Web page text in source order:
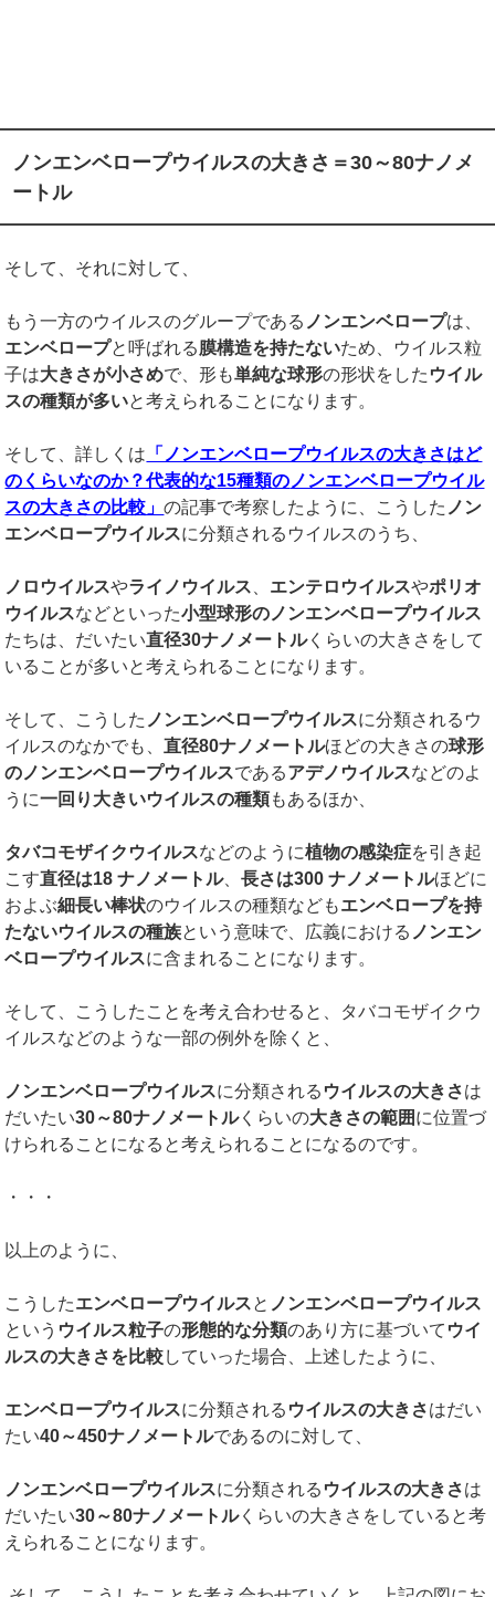
ノンエンベロープウイルスの大きさ＝30～80ナノメ
ートル
そして、それに対して、
もう一方のウイルスのグループである ノンエンベロープは、
エンベロープと呼ばれる膜構造を持たないため、ウイルス粒
子は大きさが小さめで、形も単純な球形の形状をした ウイル
スの種類が多いと考えられることになります。
そして、詳しくは 「ノンエンベロープウイルスの大きさはど
のくらいなのか？代表的な15種類の ノンエンベロープウイル
スの大きさの比較」の記事で考察したように、こうした ノン
エンベロープウイルスに分類されるウイルスのうち、
ノロウイルスやライノウイルス エンテロウイルスやポリオ
ウイルスなどといった小型球形のノンエンベロープウイルス
たちは、だいたい直径30ナノメートルくらいの大きさをして
いることが多いと考えられることになります。
そして、こうした ノンエンベロープウイルスに分類されるウ
イルスのなかでも、直径80ナノメートルほどの大きさの球形
のノンエンベロープウイルスであるアデノウイルスなどのよ
うに一回り大きいウイルスの種類もあるほか、
タバコモザイクウイルスなどのように植物の感染症を引き起
こす直径は18ナノメートル、長さは300ナノメートルほどに
およぶ細長い棒状のウイルスの種類などもエンベロープを持
たないウイルスの種族という意味で、広義における ノンエン
ベロープウイルスに含まれることになります。
そして、こうしたことを考え合わせると、タバコモザイクウ
イルスなどのような一部の例外を除くと、
ノンエンベロープウイルスに分類される ウイルスの大きさは
だいたい30～80ナノメートルくらいの大きさの範囲に位置づ
けられることになると考えられることになるのです。
・・・
以上のように、
こうしたエンベロープウイルスと ノンエンベロープウイルス
という ウイルス粒子の形態的な分類のあり方に基づいて ウイ
ルスの大きさを比較していった場合、上述したように、
エンベロープウイルスに分類される ウイルスの大きさはだい
たい40～450ナノメートルであるのに対して、
ノンエンベロープウイルスに分類される ウイルスの大きさは
だいたい30～80ナノメートルくらいの大きさをしていると考
えられることになります。